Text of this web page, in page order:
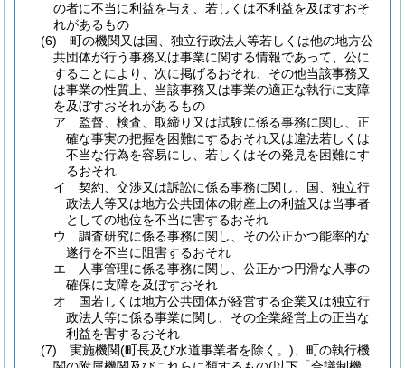
の者に不当に利益を与え、若しくは不利益を及ぼすおそ
れがあるもの
(6)
町の機関又は国、独立行政法人等若しくは他の地方公
共団体が行う事務又は事業に関する情報であって、公に
することにより、次に掲げるおそれ、その他当該事務又
は事業の性質上、当該事務又は事業の適正な執行に支障
を及ぼすおそれがあるもの
ア
監督、検査、取締り又は試験に係る事務に関し、正
確な事実の把握を困難にするおそれ又は違法若しくは
不当な行為を容易にし、若しくはその発見を困難にす
るおそれ
イ
契約、交渉又は訴訟に係る事務に関し、国、独立行
政法人等又は地方公共団体の財産上の利益又は当事者
としての地位を不当に害するおそれ
ウ
調査研究に係る事務に関し、その公正かつ能率的な
遂行を不当に阻害するおそれ
エ
人事管理に係る事務に関し、公正かつ円滑な人事の
確保に支障を及ぼすおそれ
オ
国若しくは地方公共団体が経営する企業又は独立行
政法人等に係る事業に関し、その企業経営上の正当な
利益を害するおそれ
(7)
実施機関(町長及び水道事業者を除く。) 、町の執行機